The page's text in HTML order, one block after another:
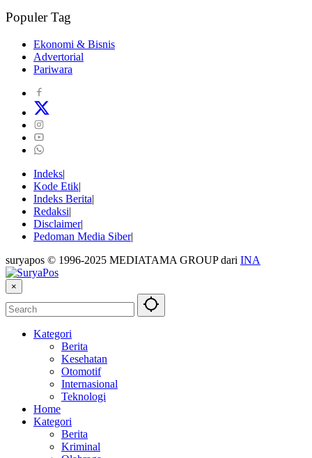
Populer Tag
Ekonomi & Bisnis
Advertorial
Pariwara
Indeks
Kode Etik
Indeks Berita
Redaksi
Disclaimer
Pedoman Media Siber
suryapos © 1996-2025 MEDIATAMA GROUP dari INA
×
Kategori
Berita
Kesehatan
Otomotif
Internasional
Teknologi
Home
Kategori
Berita
Kriminal